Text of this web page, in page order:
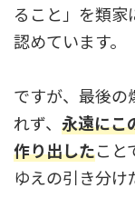
ること」を類
認めています。
ですが、最後の
れず、 永遠にこ
作り出したこと
ゆえの引き分け